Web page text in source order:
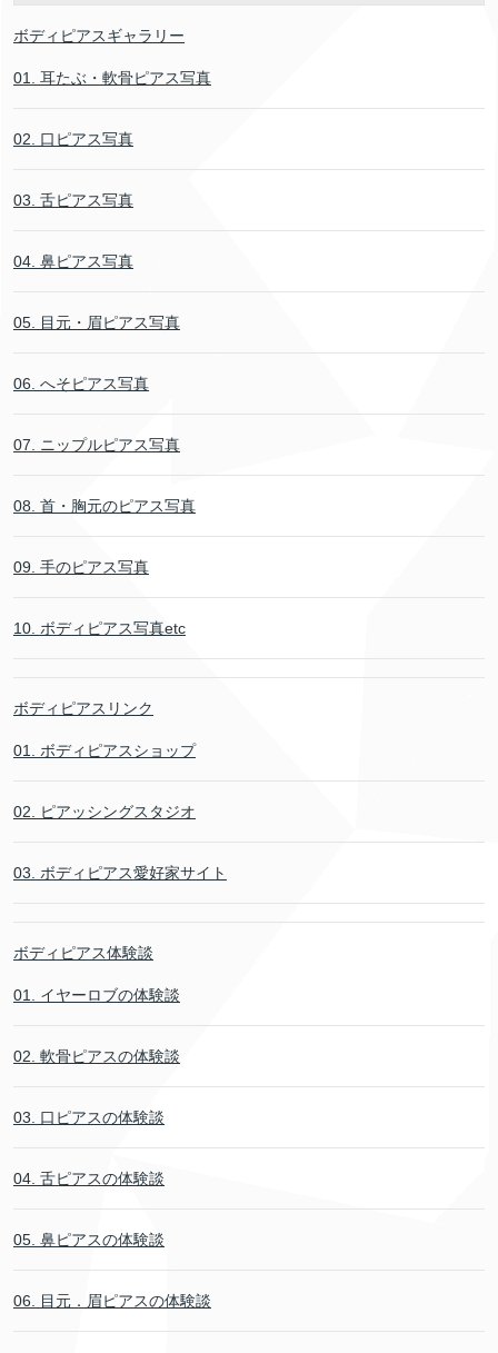
ボディピアスギャラリー
01. 耳たぶ・軟骨ピアス写真
02. 口ピアス写真
03. 舌ピアス写真
04. 鼻ピアス写真
05. 目元・眉ピアス写真
06. へそピアス写真
07. ニップルピアス写真
08. 首・胸元のピアス写真
09. 手のピアス写真
10. ボディピアス写真etc
ボディピアスリンク
01. ボディピアスショップ
02. ピアッシングスタジオ
03. ボディピアス愛好家サイト
ボディピアス体験談
01. イヤーロブの体験談
02. 軟骨ピアスの体験談
03. 口ピアスの体験談
04. 舌ピアスの体験談
05. 鼻ピアスの体験談
06. 目元．眉ピアスの体験談